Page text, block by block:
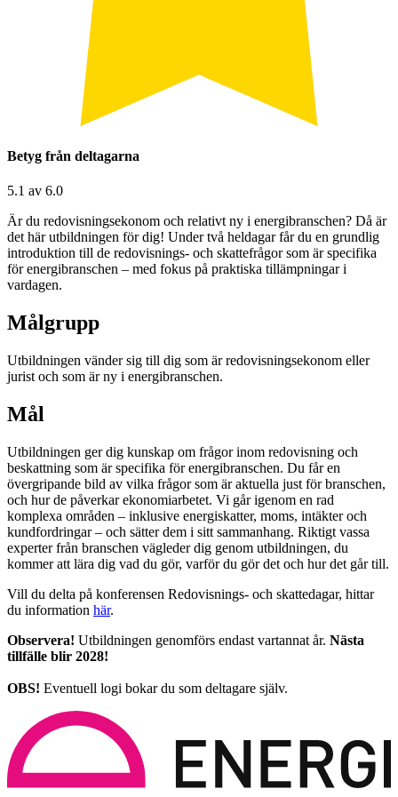
Betyg från deltagarna
5.1 av 6.0
Är du redovisningsekonom och relativt ny i energibranschen? Då är
det här utbildningen för dig! Under två heldagar får du en grundlig
introduktion till de redovisnings- och skattefrågor som är specifika
för energibranschen – med fokus på praktiska tillämpningar i
vardagen.
Målgrupp
Utbildningen vänder sig till dig som är redovisningsekonom eller
jurist och som är ny i energibranschen.
Mål
Utbildningen ger dig kunskap om frågor inom redovisning och
beskattning som är specifika för energibranschen. Du får en
övergripande bild av vilka frågor som är aktuella just för branschen,
och hur de påverkar ekonomiarbetet. Vi går igenom en rad
komplexa områden – inklusive energiskatter, moms, intäkter och
kundfordringar – och sätter dem i sitt sammanhang. Riktigt vassa
experter från branschen vägleder dig genom utbildningen, du
kommer att lära dig vad du gör, varför du gör det och hur det går till.
Vill du delta på konferensen Redovisnings- och skattedagar, hittar
du information här.
Observera! Utbildningen genomförs endast vartannat år. Nästa
tillfälle blir 2028!
OBS! Eventuell logi bokar du som deltagare själv.